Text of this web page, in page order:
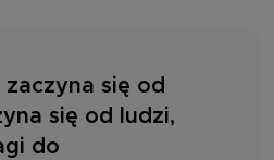
się od
się od ludzi,
do